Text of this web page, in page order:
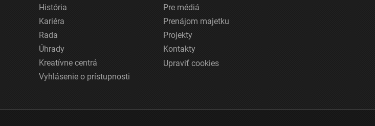
História
Kariéra
Rada
Úhrady
Kreatívne centrá
Vyhlásenie o prístupnosti
Pre médiá
Prenájom majetku
Projekty
Kontakty
Upraviť cookies